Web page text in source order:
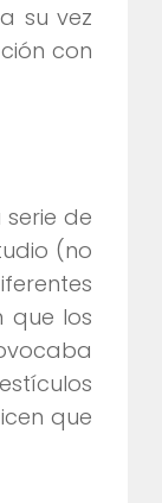
su vez
con
de
(no
que los
que